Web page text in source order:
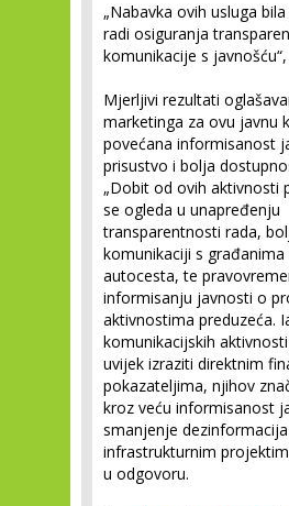
„Nabavka ovih usluga
radi osiguranja
komunikacije s
Mjerljivi rezultati
marketinga za ovu javnu
povećana informisanost
prisustvo i bolja
„Dobit od ovih aktivnosti
se ogleda u unapređenju
transparentnosti rada,
komunikaciji s građanima
autocesta, te
informisanju javnosti o
aktivnostima preduzeća.
komunikacijskih
uvijek izraziti direktnim
pokazateljima, njihov
kroz veću informisanost
smanjenje
infrastrukturnim
u odgovoru.